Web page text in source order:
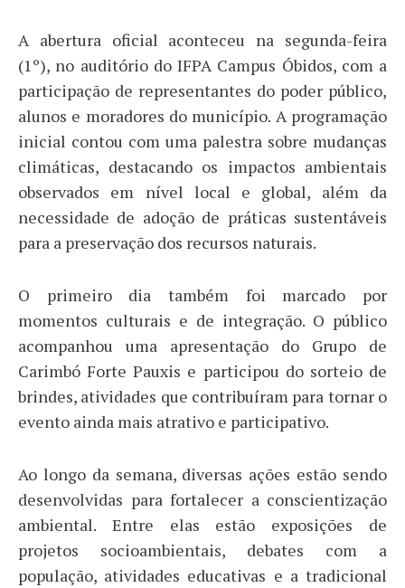
A abertura oficial aconteceu na segunda-feira
(1º), no auditório do IFPA Campus Óbidos, com a
participação de representantes do poder público,
alunos e moradores do município. A programação
inicial contou com uma palestra sobre mudanças
climáticas, destacando os impactos ambientais
observados em nível local e global, além da
necessidade de adoção de práticas sustentáveis
para a preservação dos recursos naturais.
O primeiro dia também foi marcado por
momentos culturais e de integração. O público
acompanhou uma apresentação do Grupo de
Carimbó Forte Pauxis e participou do sorteio de
brindes, atividades que contribuíram para tornar o
evento ainda mais atrativo e participativo.
Ao longo da semana, diversas ações estão sendo
desenvolvidas para fortalecer a conscientização
ambiental. Entre elas estão exposições de
projetos socioambientais, debates com a
população, atividades educativas e a tradicional